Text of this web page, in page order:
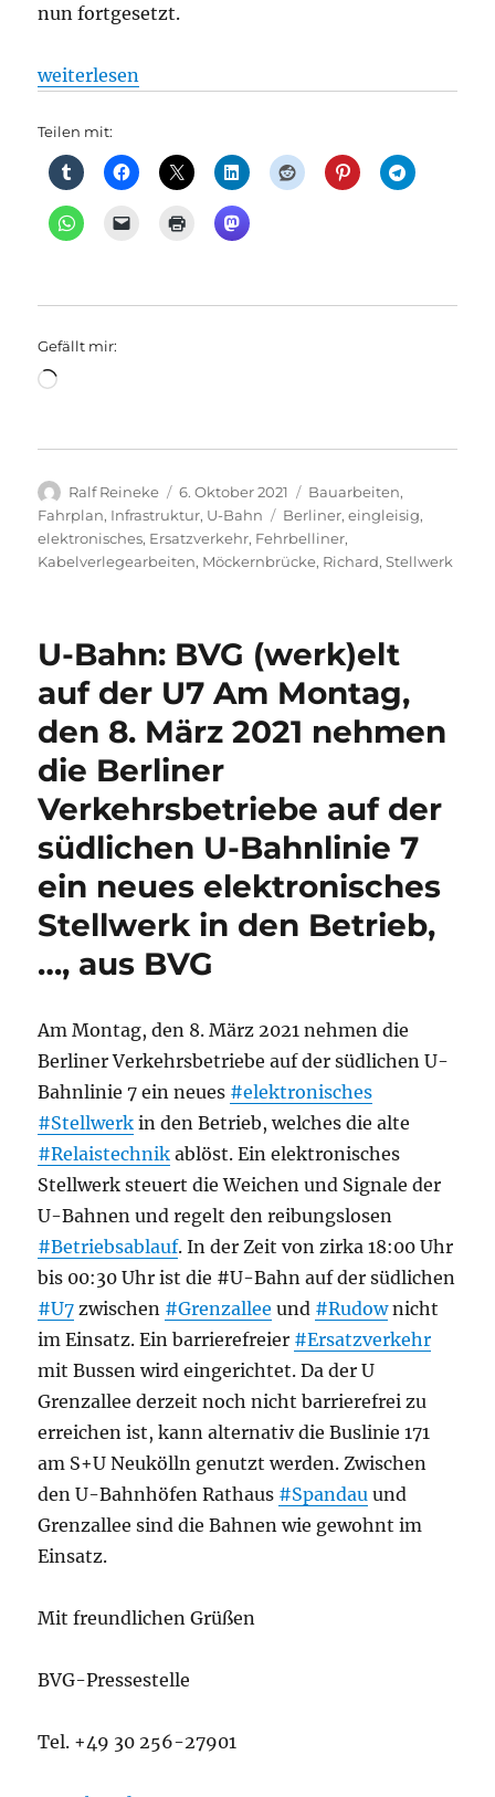
nun fortgesetzt.
„U-Bahn: Mit Spannung geht es weiter… Der U-
weiterlesen
Teilen mit:
Gefällt mir:
Wird
Autor
Ralf Reineke
Veröffentlicht
am
6. Oktober 2021 Kategorien
Bauarbeiten,
Fahrplan, Infrastruktur, U-Bahn Schlagwörter
Berliner,eingleisig,
elektronisches, Ersatzverkehr, Fehrbelliner,
Kabelverlegearbeiten, Möckernbrücke, Richard,Stellwerk
U-Bahn: BVG (werk)elt
auf der U7 Am Montag,
den 8. März 2021 nehmen
die Berliner
Verkehrsbetriebe auf der
südlichen U-Bahnlinie 7
ein neues elektronisches
Stellwerk in den Betrieb,
…, aus BVG
Am Montag, den 8. März 2021 nehmen die
Berliner Verkehrsbetriebe auf der südlichen U-
Bahnlinie 7 ein neues #elektronisches
#Stellwerk in den Betrieb, welches die alte
#Relaistechnik ablöst. Ein elektronisches
Stellwerk steuert die Weichen und Signale der
U-Bahnen und regelt den reibungslosen
#Betriebsablauf. In der Zeit von zirka 18:00 Uhr
bis 00:30 Uhr ist die #U-Bahn auf der südlichen
#U7 zwischen #Grenzallee und #Rudownicht
im Einsatz. Ein barrierefreier #Ersatzverkehr
mit Bussen wird eingerichtet. Da der U
Grenzallee derzeit noch nicht barrierefrei zu
erreichen ist, kann alternativ die Buslinie 171
am S+U Neukölln genutzt werden. Zwischen
den U-Bahnhöfen Rathaus #Spandau und
Grenzallee sind die Bahnen wie gewohnt im
Einsatz.
Mit freundlichen Grüßen
BVG-Pressestelle
Tel. +49 30 256-27901